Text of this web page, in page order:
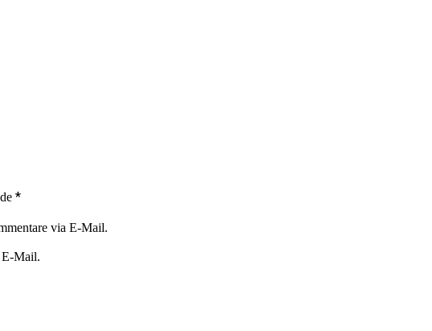
*
via E-Mail.
E-Mail.